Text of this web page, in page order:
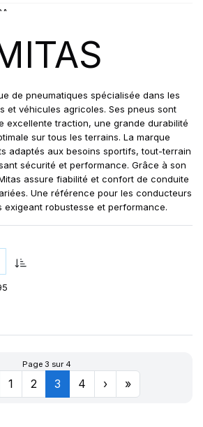
de pneumatiques spécialisée dans les
et véhicules agricoles. Ses pneus sont
excellente traction, une grande durabilité
sur tous les terrains. La marque
adaptés aux besoins sportifs, tout-terrain
sécurité et performance. Grâce à son
assure fiabilité et confort de conduite
Une référence pour les conducteurs
exigeant robustesse et performance.
Page 3 sur 4
1 2 3 4 › »